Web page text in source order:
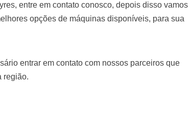
entre em contato conosco, depois disso vamos
opções de máquinas disponíveis, para sua
entrar em contato com nossos parceiros que
região.